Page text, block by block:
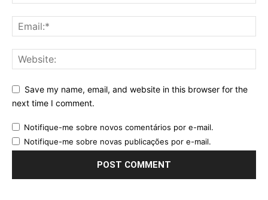
Save my name, email, and website in this browser for the
next time I comment.
Notifique-me sobre novos comentários por e-mail.
Notifique-me sobre novas publicações por e-mail.